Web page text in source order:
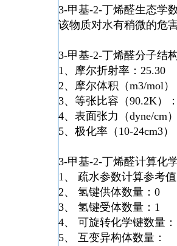
3-甲基-2-丁烯醛生态学
该物质对水有稍微的危害
3-甲基-2-丁烯醛分子结
1、摩尔折射率：25.30
2、摩尔体积（m3/mol）
3、等张比容（90.2K）
4、表面张力（dyne/cm
5、极化率（10-24cm3）
3-甲基-2-丁烯醛计算化
1、 疏水参数计算参考
2、 氢键供体数量：0
3、 氢键受体数量：1
4、 可旋转化学键数量
5、 互变异构体数量：